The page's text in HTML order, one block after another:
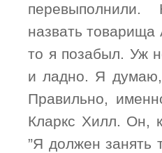
назвать товарища
то я позабыл. Уж
и ладно. Я
Правильно,
Кларкс Хилл. Он,
”Я должен занять